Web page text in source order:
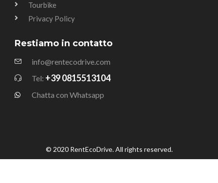
Tourbike
Privacy Policy
Restiamo in contatto
info@rentecodrive.com
Tel: +39 0815513104
Chatta con Whatsapp
© 2020 RentEcoDrive. All rights reserved.